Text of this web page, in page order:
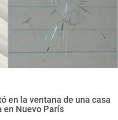
en la ventana de una casa
en Nuevo París